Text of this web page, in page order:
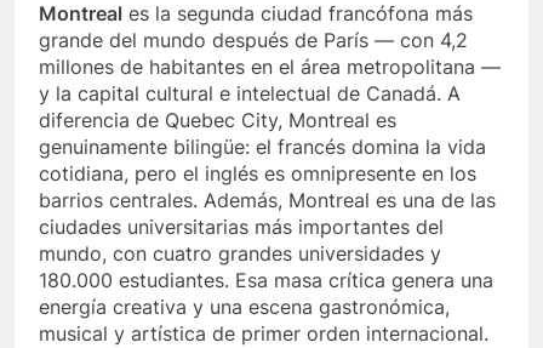
Montreal es la segunda ciudad francófona más
grande del mundo después de París — con 4,2
millones de habitantes en el área metropolitana —
y la capital cultural e intelectual de Canadá. A
diferencia de Quebec City, Montreal es
genuinamente bilingüe: el francés domina la vida
cotidiana, pero el inglés es omnipresente en los
barrios centrales. Además, Montreal es una de las
ciudades universitarias más importantes del
mundo, con cuatro grandes universidades y
180.000 estudiantes. Esa masa crítica genera una
energía creativa y una escena gastronómica,
musical y artística de primer orden internacional.